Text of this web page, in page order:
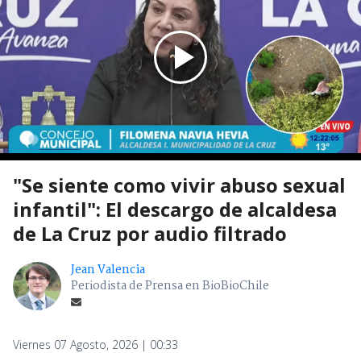
"Se siente como vivir abuso sexual
infantil": El descargo de alcaldesa
de La Cruz por audio filtrado
Jean Valencia
Periodista de Prensa en BioBioChile
Viernes 07 Agosto, 2026 | 00:33